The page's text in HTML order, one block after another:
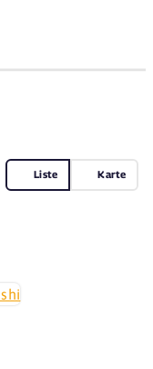
Liste Karte